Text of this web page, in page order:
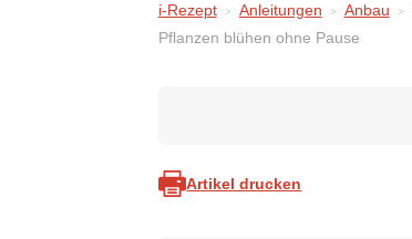
i-Rezept Anleitungen Anbau
Pflanzen blühen ohne Pause
Artikel drucken